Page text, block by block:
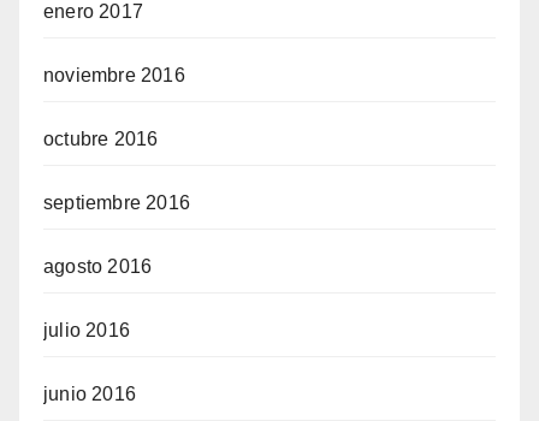
enero 2017
noviembre 2016
octubre 2016
septiembre 2016
agosto 2016
julio 2016
junio 2016